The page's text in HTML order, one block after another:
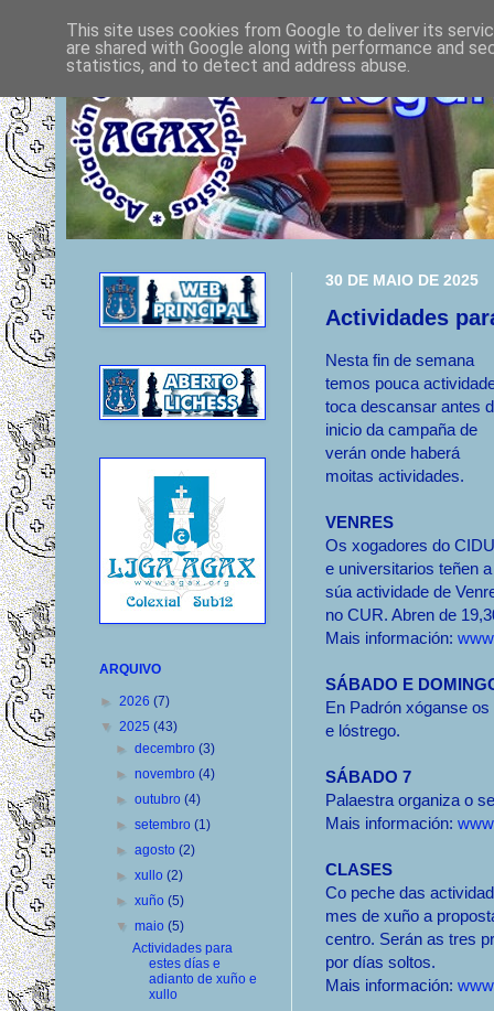
30 DE MAIO DE 2025
Actividades
Nesta fin de semana
temos pouca
toca descansar antes
inicio da campaña de
verán onde haberá
moitas actividades.
VENRES
Os xogadores do CIDU
e universitarios teñen a
súa actividade de
no CUR. Abren de
Mais información:
SÁBADO E
En Padrón xóganse
e lóstrego.
SÁBADO 7
Palaestra organiza o
Mais información:
CLASES
Co peche das
mes de xuño a
centro. Serán as tres
por días soltos.
Mais información:
ARQUIVO
► 2026 (7)
▼ 2025 (43)
►decembro(3)
►novembro(4)
►outubro(4)
►setembro(1)
►agosto(2)
►xullo(2)
►xuño(5)
▼maio(5)
Actividades para
estes días e
adianto de xuño e
xullo
This site uses cookies from Google to deliver its
are shared with Google along with performance and
statistics, and to detect and address abuse.